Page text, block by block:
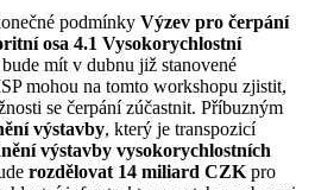
podmínky Výzev pro čerpání
osa 4.1 Vysokorychlostní
mít v dubnu již stanovené
mohou na tomto workshopu zjistit,
se čerpání zúčastnit. Příbuzným
výstavby, který je transpozicí
výstavby vysokorychlostních
rozdělovat 14 miliard CZK pro